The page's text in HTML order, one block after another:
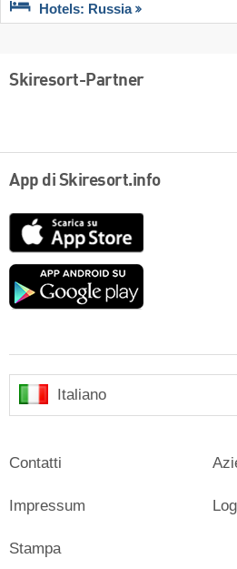
Hotels: Russia
Skiresort-Partner
App di Skiresort.info
Google
Italiano
Contatti
Impressum
Stampa